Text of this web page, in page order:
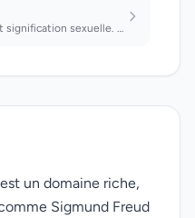
Inquiétude, très souvent signification sexuelle. Voir une brosse : on va faire l...
un domaine riche,
Sigmund Freud